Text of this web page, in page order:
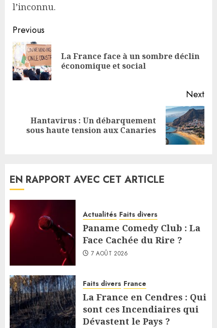
l’inconnu.
Continue
Reading
Previous
La France face à un sombre déclin
économique et social
Next
Next
post:
Hantavirus : Un débarquement
sous haute tension aux Canaries
EN RAPPORT AVEC CET ARTICLE
Actualités Faits divers
Paname Comedy Club : La
Face Cachée du Rire ?
7 AOÛT 2026
Faits divers France
La France en Cendres : Qui
sont ces Incendiaires qui
Dévastent le Pays ?